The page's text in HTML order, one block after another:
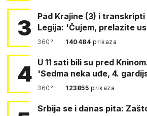
3
Pad Krajine (3) i
Legija: 'Čujem, prelazite
360° 140484prikaza
4 U 11 sati bili su pred Kninom. Gotovina:
'Sedma neka uđe, 4.
360° 123855prikaza
Srbija se i danas pita: